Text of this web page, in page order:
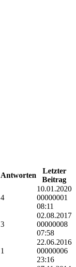
Antworten
Letzter
Beitrag
4
10.01.2020
00000001
08:11
3
02.08.2017
00000008
07:58
1
22.06.2016
00000006
23:16